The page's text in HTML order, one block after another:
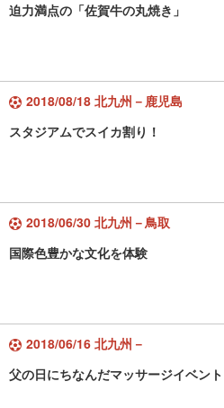
迫力満点の「佐賀牛の丸焼き」
2018/08/18 北九州－鹿児島
スタジアムでスイカ割り！
2018/06/30 北九州－鳥取
国際色豊かな文化を体験
2018/06/16 北九州－
父の日にちなんだマッサージイベント